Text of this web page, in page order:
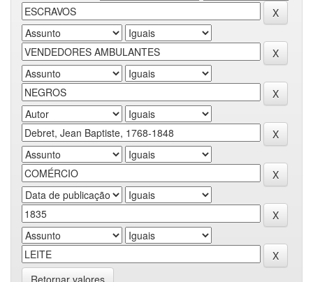
Retornar valores